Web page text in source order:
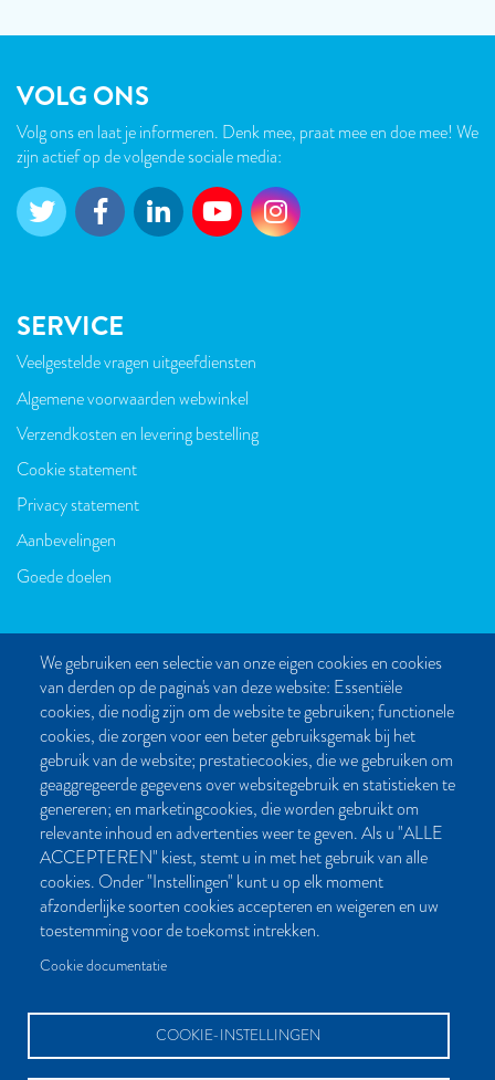
We gebruiken een selectie van onze eigen cookies en cookies
van derden op de pagina's van deze website: Essentiële
cookies, die nodig zijn om de website te gebruiken; functionele
cookies, die zorgen voor een beter gebruiksgemak bij het
gebruik van de website; prestatiecookies, die we gebruiken om
geaggregeerde gegevens over websitegebruik en statistieken te
genereren; en marketingcookies, die worden gebruikt om
relevante inhoud en advertenties weer te geven. Als u "ALLE
ACCEPTEREN" kiest, stemt u in met het gebruik van alle
cookies. Onder "Instellingen" kunt u op elk moment
afzonderlijke soorten cookies accepteren en weigeren en uw
toestemming voor de toekomst intrekken.
Cookie documentatie
COOKIE-INSTELLINGEN
VOLG ONS
Volg ons en laat je informeren. Denk mee, praat mee en doe mee! We
zijn actief op de volgende sociale media:
SERVICE
VOET
Veelgestelde vragen uitgeefdiensten
Algemene voorwaarden webwinkel
Verzendkosten en levering bestelling
Cookie statement
Privacy statement
Aanbevelingen
Goede doelen
CONTACT
Post- en bezoekadres:
Kattegat 32-8
9723 JP Groningen
Nederland
Bellen:
050 851 80 41
Bereikbaar van maandag t/m vrijdag tussen 9.00 en 17.00 uur
info[at]palmslag.nl(algemene vragen)